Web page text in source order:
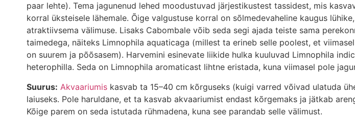
paar lehte). Tema jagunenud lehed moodustuvad järjestikustest tassidest, mis
korral üksteisele lähemale. Õige valgustuse korral on sõlmedevaheline kaugus
atraktiivsema välimuse. Lisaks Cabombale võib seda segi ajada teiste sama
taimedega, näiteks Limnophila aquaticaga (millest ta erineb selle poolest, et
on suurem ja põõsasem). Harvemini esinevate liikide hulka kuuluvad Limnophila
heterophilla. Seda on Limnophila aromaticast lihtne eristada, kuna viimasel pole
Suurus: Akvaariumis kasvab ta 15–40 cm kõrguseks (kuigi varred võivad ulatuda
laiuseks. Pole haruldane, et ta kasvab akvaariumist endast kõrgemaks ja jätkab
Kõige parem on seda istutada rühmadena, kuna see parandab selle välimust.